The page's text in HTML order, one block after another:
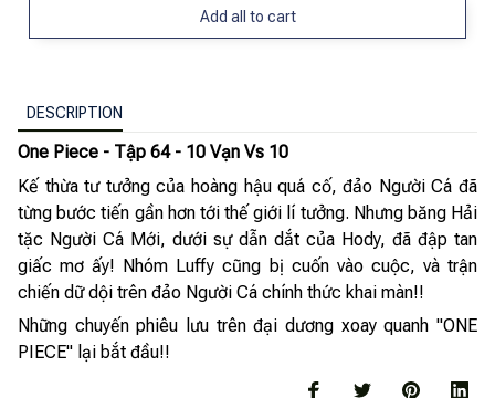
Add all to cart
DESCRIPTION
One Piece - Tập 64 - 10 Vạn Vs 10
Kế thừa tư tưởng của hoàng hậu quá cố, đảo Người Cá đã
từng bước tiến gần hơn tới thế giới lí tưởng. Nhưng băng Hải
tặc Người Cá Mới, dưới sự dẫn dắt của Hody, đã đập tan
giấc mơ ấy! Nhóm Luffy cũng bị cuốn vào cuộc, và trận
chiến dữ dội trên đảo Người Cá chính thức khai màn!!
Những chuyến phiêu lưu trên đại dương xoay quanh "ONE
PIECE" lại bắt đầu!!